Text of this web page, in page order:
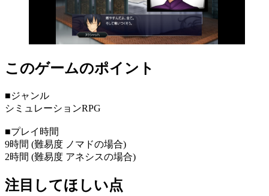
このゲームのポイント
■ジャンル
シミュレーションRPG
■プレイ時間
9時間 (難易度 ノマドの場合)
2時間 (難易度 アネシスの場合)
注目してほしい点